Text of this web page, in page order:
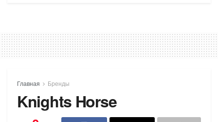
Главная Бренды
Knights Horse